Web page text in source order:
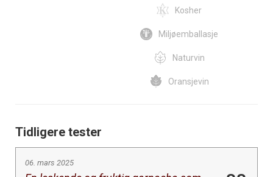
Kosher
Miljøemballasje
Naturvin
Oransjevin
Tidligere tester
06. mars 2025